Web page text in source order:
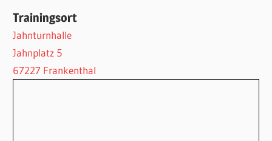
Trainingsort
Jahnturnhalle
Jahnplatz 5
67227 Frankenthal